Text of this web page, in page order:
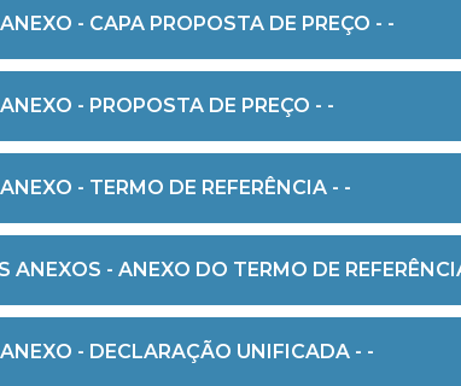
- CAPA PROPOSTA DE PREÇO - -
- PROPOSTA DE PREÇO - -
- TERMO DE REFERÊNCIA - -
ANEXOS - ANEXO DO TERMO DE
- DECLARAÇÃO UNIFICADA - -